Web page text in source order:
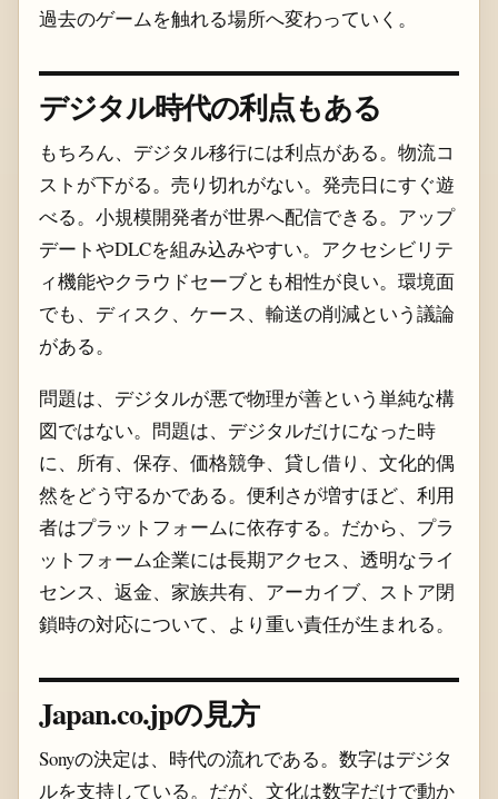
過去のゲームを触れる場所へ変わっていく。
デジタル時代の利点もある
もちろん、デジタル移行には利点がある。物流コ
ストが下がる。売り切れがない。発売日にすぐ遊
べる。小規模開発者が世界へ配信できる。アップ
デートやDLCを組み込みやすい。アクセシビリテ
ィ機能やクラウドセーブとも相性が良い。環境面
でも、ディスク、ケース、輸送の削減という議論
がある。
問題は、デジタルが悪で物理が善という単純な構
図ではない。問題は、デジタルだけになった時
に、所有、保存、価格競争、貸し借り、文化的偶
然をどう守るかである。便利さが増すほど、利用
者はプラットフォームに依存する。だから、プラ
ットフォーム企業には長期アクセス、透明なライ
センス、返金、家族共有、アーカイブ、ストア閉
鎖時の対応について、より重い責任が生まれる。
Japan.co.jpの見方
Sonyの決定は、時代の流れである。数字はデジタ
ルを支持している。だが、文化は数字だけで動か